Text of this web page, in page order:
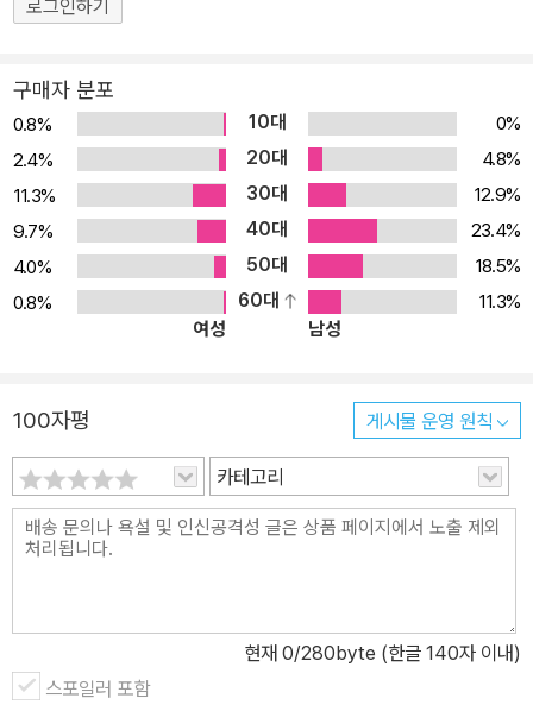
을 한층 높인 본문 디자인과 정확하고 편안한 번역으로 독자들을 찾
기자에 세워진 웅장한 피라미드는 세계 7대 불가사의 가운데 가장 오
래된 건축물이며, 지금까지 유일하게 남아 있는 건축물이다. 지난 4
천 년간 수많은 사람은 원시적인 도구밖에 없었는데도 고대 이집트인
들이 어떻게 이토록 정확하고 완벽한 형태의 건축물을 만들 수 있었
는지, 엄청난 크기의 돌을 그렇게 높은 데까지 어떻게 끌어올렸는지
등 피라미드의 기원에 대해 의문을 품었다. 기원전 5세기 중반, 헤로
도토스가 최초로 피라미드의 건축에 대한 의문점을 언급한 이래 사람
들은 피라미드를 재현해보려고 했으며, 수많은 순례자와 모험가가 피
비가 벗겨진 것은 나폴레옹의 원정을 통해 많은 학자가 이집트로 파
견되어 고대문명를 접하기 시작하면서부터였다. 이때부터 서양 각국
은 앞다퉈 원정대를 파견해 발굴을 본격화했으며, 1858년 이집트 당
국은 고대유물청을 신설해 국가 차원에서 체계적인 발굴 작업을 진행
했다. 그리하여 스핑크스와 기자 피라미드 부지 내의 멘카우레 피라
미드, 쿠푸의 피라미드 분묘, 헤테페레스 여왕의 무덤 등이 세상에 드
피에르 코르테지아니는 이 거대한 건축물의 기원과 형성, 그 역사를
소개하고 각 피라미드가 어떤 구조로 이뤄졌으며 어떤 상징을 담고
있는지 상세한 자료를 통해 밝히고 있다. 또한 아직도 뜨거운 공론을
로그인하기
구매자 분포
0.8% 10대
0%
2.4%
20대
4.8%
11.3%
30대
12.9%
9.7%
40대
23.4%
4.0%
50대
18.5%
0.8%
60대
11.3%
여성
남성
100자평 게시물 운영 원칙
카테고리
현재 0/280byte (한글 140자 이내)
스포일러 포함